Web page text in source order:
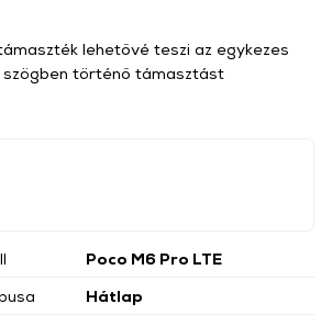
Poco M6 Pro LTE
Hátlap
lehetővé teszi az egykezes
történő támasztást